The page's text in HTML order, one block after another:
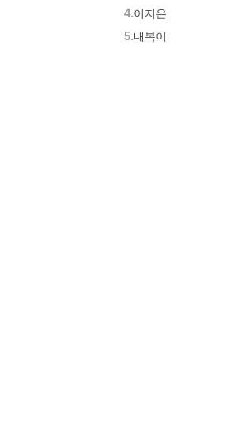
삶을 가꾸는 사람들 꾼.장이
웅진 우리그림책
4.이지은
5.내복이